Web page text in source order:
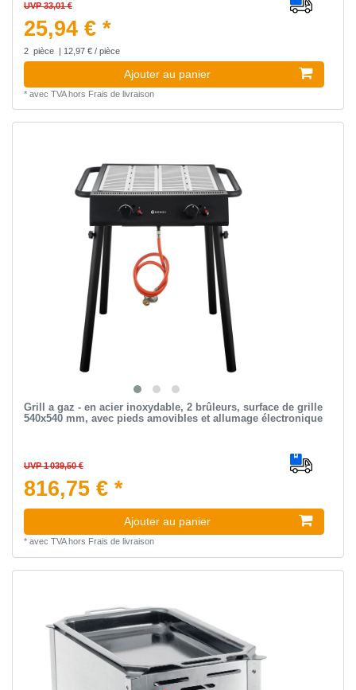
UVP 33,01 €
25,94 € *
2 pièce | 12,97 € / pièce
Ajouter au panier
* avec TVAhors Frais de livraison
Grill a gaz - en acier inoxydable, 2 brûleurs, surface de grille
540x540 mm, avec pieds amovibles et allumage électronique
UVP 1 039,50 €
816,75 € *
Ajouter au panier
* avec TVAhors Frais de livraison